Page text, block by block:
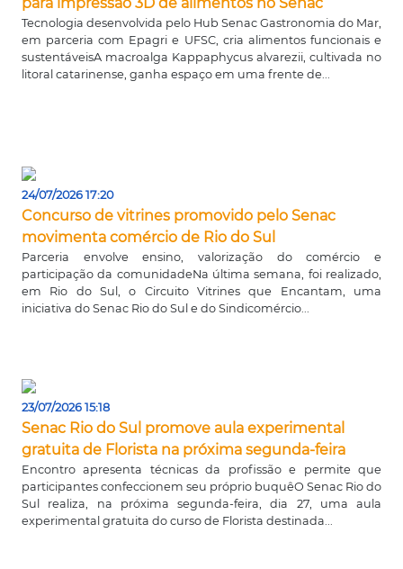
para impressão 3D de alimentos no Senac
Tecnologia desenvolvida pelo Hub Senac Gastronomia do Mar,
em parceria com Epagri e UFSC, cria alimentos funcionais e
sustentáveisA macroalga Kappaphycus alvarezii, cultivada no
litoral catarinense, ganha espaço em uma frente de...
24/07/2026 17:20
Concurso de vitrines promovido pelo Senac
movimenta comércio de Rio do Sul
Parceria envolve ensino, valorização do comércio e
participação da comunidadeNa última semana, foi realizado,
em Rio do Sul, o Circuito Vitrines que Encantam, uma
iniciativa do Senac Rio do Sul e do Sindicomércio...
23/07/2026 15:18
Senac Rio do Sul promove aula experimental
gratuita de Florista na próxima segunda-feira
Encontro apresenta técnicas da profissão e permite que
participantes confeccionem seu próprio buquêO Senac Rio do
Sul realiza, na próxima segunda-feira, dia 27, uma aula
experimental gratuita do curso de Florista destinada...